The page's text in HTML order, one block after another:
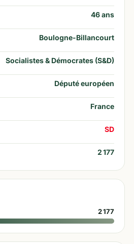
46ans
Boulogne-Billancourt
Socialistes & Démocrates (S&D)
Député européen
France
SD
2 177
2 177